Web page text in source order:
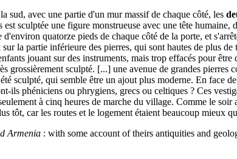
sud, avec une partie d'un mur massif de chaque côté, les
sculptée une figure monstrueuse avec une tête
d'environ quatorze pieds de chaque côté de la porte, et
la partie inférieure des pierres, qui sont hautes de plus
jouant sur des instruments, mais trop effacés pour
grossièrement sculpté. [...] une avenue de grandes
sculpté, qui semble être un ajout plus moderne. En face
phéniciens ou phrygiens, grecs ou celtiques ? Ces
à cinq heures de marche du village. Comme le
tôt, car les routes et le logement étaient beaucoup mieux
Armenia : with some account of theirs antiquities and